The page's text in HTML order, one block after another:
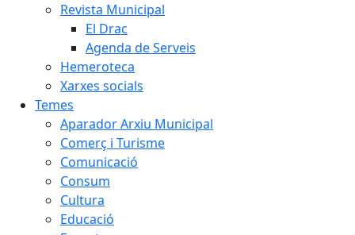
Revista Municipal
El Drac
Agenda de Serveis
Hemeroteca
Xarxes socials
Temes
Aparador Arxiu Municipal
Comerç i Turisme
Comunicació
Consum
Cultura
Educació